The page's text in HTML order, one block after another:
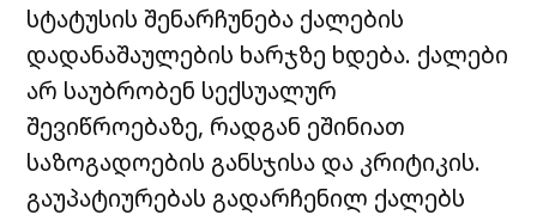
სტატუსის შენარჩუნება ქალების
დადანაშაულების ხარჯზე ხდება. ქალები
არ საუბრობენ სექსუალურ
შევიწროებაზე, რადგან ეშინიათ
საზოგადოების განსჯისა და კრიტიკის.
გაუპატიურებას გადარჩენილ ქალებს